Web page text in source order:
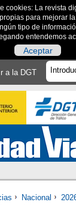
cookies: La revista
para mejorar
tipo de
entendemos
Aceptar
Ir a la DGT
Nacional